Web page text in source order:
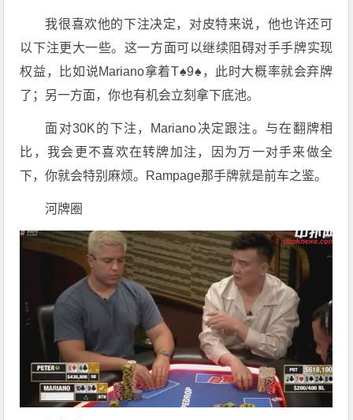
我很喜欢他的下注决定，对皮特来说，他也许还可
以下注更大一些。这一方面可以继续阻碍对手手牌实现
权益，比如说Mariano拿着T♠9♠，此时大概率就会弃牌
了；另一方面，你也有机会立刻拿下底池。
面对30K的下注，Mariano决定跟注。与在翻牌相
比，我会更不喜欢在转牌加注，因为万一对手来做全
下，你就会特别麻烦。Rampage那手牌就是前车之鉴。
河牌圈